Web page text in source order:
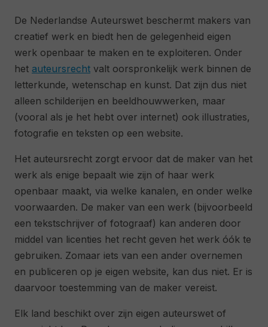
De Nederlandse Auteurswet beschermt makers van
creatief werk en biedt hen de gelegenheid eigen
werk openbaar te maken en te exploiteren. Onder
het auteursrecht valt oorspronkelijk werk binnen de
letterkunde, wetenschap en kunst. Dat zijn dus niet
alleen schilderijen en beeldhouwwerken, maar
(vooral als je het hebt over internet) ook illustraties,
fotografie en teksten op een website.
Het auteursrecht zorgt ervoor dat de maker van het
werk als enige bepaalt wie zijn of haar werk
openbaar maakt, via welke kanalen, en onder welke
voorwaarden. De maker van een werk (bijvoorbeeld
een tekstschrijver of fotograaf) kan anderen door
middel van licenties het recht geven het werk óók te
gebruiken. Zomaar iets van een ander overnemen
en publiceren op je eigen website, kan dus niet. Er is
daarvoor toestemming van de maker vereist.
Elk land beschikt over zijn eigen auteurswet of